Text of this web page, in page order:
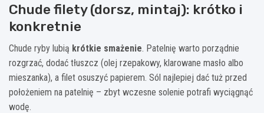
Chude filety (dorsz, mintaj): krótko i
konkretnie
Chude ryby lubią krótkie smażenie. Patelnię warto porządnie
rozgrzać, dodać tłuszcz (olej rzepakowy, klarowane masło albo
mieszanka), a filet osuszyć papierem. Sól najlepiej dać tuż przed
położeniem na patelnię – zbyt wczesne solenie potrafi wyciągnąć
wodę.